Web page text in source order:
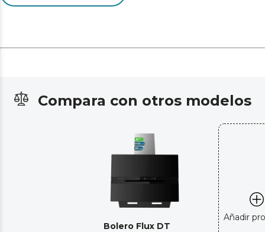
Compara con otros modelos
Bolero Flux DT
Añadir